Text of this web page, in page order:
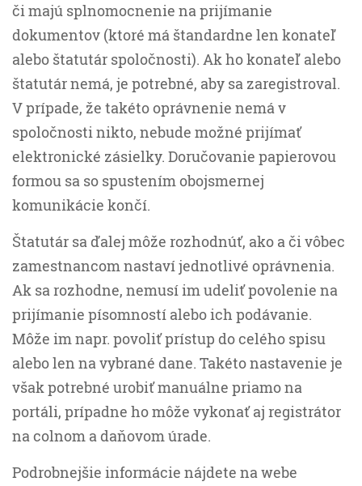
či majú splnomocnenie na prijímanie
dokumentov (ktoré má štandardne len konateľ
alebo štatutár spoločnosti). Ak ho konateľ alebo
štatutár nemá, je potrebné, aby sa zaregistroval.
V prípade, že takéto oprávnenie nemá v
spoločnosti nikto, nebude možné prijímať
elektronické zásielky. Doručovanie papierovou
formou sa so spustením obojsmernej
komunikácie končí.
Štatutár sa ďalej môže rozhodnúť, ako a či vôbec
zamestnancom nastaví jednotlivé oprávnenia.
Ak sa rozhodne, nemusí im udeliť povolenie na
prijímanie písomností alebo ich podávanie.
Môže im napr. povoliť prístup do celého spisu
alebo len na vybrané dane. Takéto nastavenie je
však potrebné urobiť manuálne priamo na
portáli, prípadne ho môže vykonať aj registrátor
na colnom a daňovom úrade.
Podrobnejšie informácie nájdete na webe